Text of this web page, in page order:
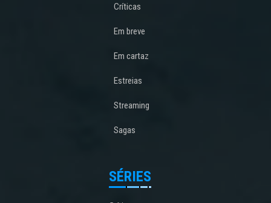
Críticas
Em breve
Em cartaz
Estreias
Streaming
Sagas
SÉRIES